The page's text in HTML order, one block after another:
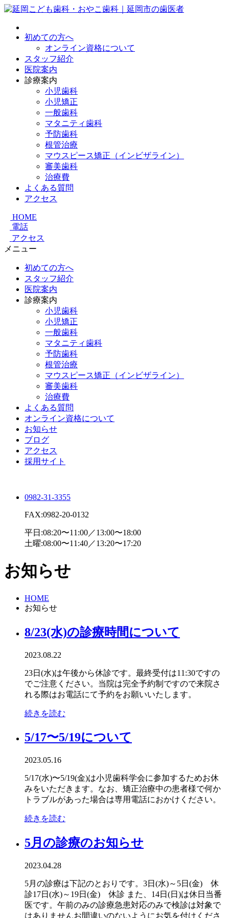
初めての方へ
オンライン資格について
スタッフ紹介
医院案内
診療案内
小児歯科
小児矯正
一般歯科
マタニティ歯科
予防歯科
根管治療
マウスピース矯正（インビザライン）
審美歯科
治療費
よくある質問
アクセス
HOME
電話
アクセス
メニュー
初めての方へ
スタッフ紹介
医院案内
診療案内
小児歯科
小児矯正
一般歯科
マタニティ歯科
予防歯科
根管治療
マウスピース矯正（インビザライン）
審美歯科
治療費
よくある質問
オンライン資格について
お知らせ
ブログ
アクセス
採用サイト
0982-31-3355
FAX:0982-20-0132
平日:08:20〜11:00／13:00〜18:00
土曜:08:00〜11:40／13:20〜17:20
お知らせ
HOME
お知らせ
8/23(水)の診療時間について
2023.08.22
23日(水)は午後から休診です。最終受付は11:30ですの
でご注意ください。当院は完全予約制ですので来院さ
れる際はお電話にて予約をお願いいたします。
続きを読む
5/17〜5/19について
2023.05.16
5/17(水)〜5/19(金)は小児歯科学会に参加するためお休
みをいただきます。なお、矯正治療中の患者様で何か
トラブルがあった場合は専用電話におかけください。
続きを読む
5月の診療のお知らせ
2023.04.28
5月の診療は下記のとおりです。3日(水)～5日(金) 休
診17日(水)～19日(金) 休診 また、14日(日)は休日当番
医です。午前のみの診療急患対応のみで検診は対象で
はありませんお間違いのないようにお気を付けくださ